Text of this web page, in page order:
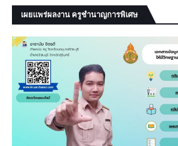
เผยแพร่ผลงาน ครูชำนาญการพิเศษ